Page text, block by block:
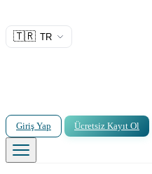
🇹🇷 TR
Giriş Yap Ücretsiz Kayıt Ol